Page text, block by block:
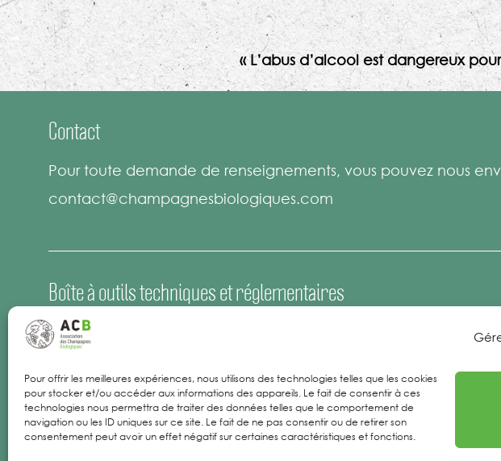
Pour offrir les meilleures expériences, nous utilisons des technologies telles que les cookies
pour stocker et/ou accéder aux informations des appareils. Le fait de consentir à ces
technologies nous permettra de traiter des données telles que le comportement de
navigation ou les ID uniques sur ce site. Le fait de ne pas consentir ou de retirer son
consentement peut avoir un effet négatif sur certaines caractéristiques et fonctions.
« L’abus d’alcool est dangereux
Contact
Pour toute demande de renseignements, vous pouvez nous
contact@champagnesbiologiques.com
Boîte à outils techniques et réglementaires
Espace Presse
Mentions Légales